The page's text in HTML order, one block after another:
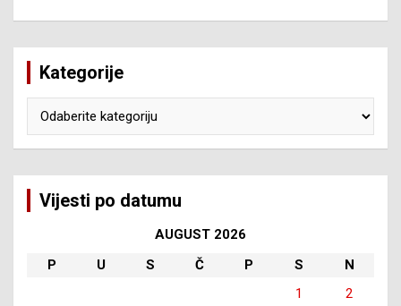
Kategorije
Vijesti po datumu
AUGUST 2026
P
U S Č P S
N
1
2